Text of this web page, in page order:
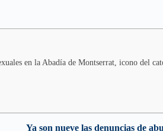
en la Abadía de Montserrat, icono del
Ya son nueve las denuncias de